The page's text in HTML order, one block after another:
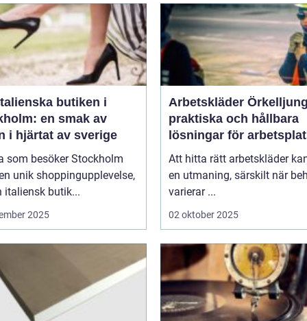
butiken i
en smak av
i hjärtat av sverige
som besöker Stockholm
unik shoppingupplevelse,
italiensk butik...
2025
Arbetskläder
praktiska och hållbara
lösningar för
Att hitta rätt arbetskläder
en utmaning, särskilt när
varierar ...
02 oktober 2025